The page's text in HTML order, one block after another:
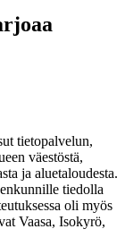
tietopalvelun,
väestöstä,
ja aluetaloudesta.
tiedolla
oli myös
Vaasa, Isokyrö,